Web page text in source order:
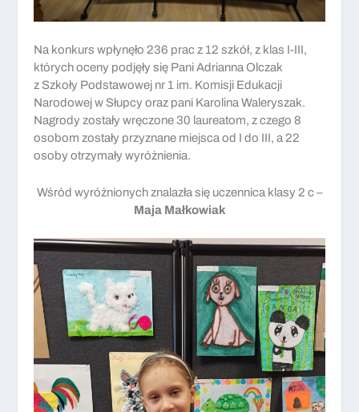
Na konkurs wpłynęło 236 prac z 12 szkół, z klas I-III,
których oceny podjęły się Pani Adrianna Olczak
z Szkoły Podstawowej nr 1 im. Komisji Edukacji
Narodowej w Słupcy oraz pani Karolina Waleryszak.
Nagrody zostały wręczone 30 laureatom, z czego 8
osobom zostały przyznane miejsca od I do III, a 22
osoby otrzymały wyróżnienia.
Wśród wyróżnionych znalazła się uczennica klasy 2 c –
Maja Małkowiak